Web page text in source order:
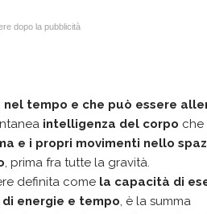
dopo la pubblicità
tempo e che può essere
intelligenza del corpo che
e i propri movimenti nello
, prima fra tutte la gravità.
definita come la capacità di
energie e tempo, è la summa